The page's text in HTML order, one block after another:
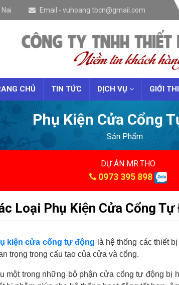
Email - vuhoang.tbcn@gmail.com
CHỦ TIN TỨC DỊCH VỤ GIỚI
Phụ Kiện Cửa Cổng
Sản Phẩm
DỰ ÁN MR.THO
0973 395 898
Loại Phụ Kiện Cửa Cổng
kiện cửa cổng tự động là hệ thống các thiết
trọng trong cấu tạo của cửa và cổng.
một trong những bộ phận cửa cổng tự động bị